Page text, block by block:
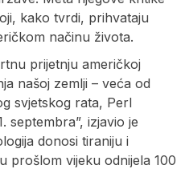
kako tvrdi, prihvataju
načinu života.
prijetnju američkoj
našoj zemlji – veća od
svjetskog rata, Perl
septembra”, izjavio je
donosi tiraniju i
prošlom vijeku odnijela 100